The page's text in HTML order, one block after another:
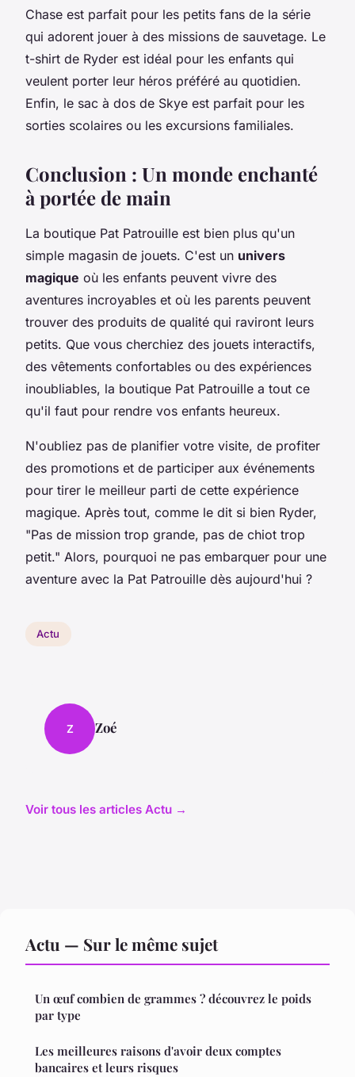
Chase est parfait pour les petits fans de la série
qui adorent jouer à des missions de sauvetage. Le
t-shirt de Ryder est idéal pour les enfants qui
veulent porter leur héros préféré au quotidien.
Enfin, le sac à dos de Skye est parfait pour les
sorties scolaires ou les excursions familiales.
Conclusion : Un monde enchanté
à portée de main
La boutique Pat Patrouille est bien plus qu'un
simple magasin de jouets. C'est un univers
magique où les enfants peuvent vivre des
aventures incroyables et où les parents peuvent
trouver des produits de qualité qui raviront leurs
petits. Que vous cherchiez des jouets interactifs,
des vêtements confortables ou des expériences
inoubliables, la boutique Pat Patrouille a tout ce
qu'il faut pour rendre vos enfants heureux.
N'oubliez pas de planifier votre visite, de profiter
des promotions et de participer aux événements
pour tirer le meilleur parti de cette expérience
magique. Après tout, comme le dit si bien Ryder,
"Pas de mission trop grande, pas de chiot trop
petit." Alors, pourquoi ne pas embarquer pour une
aventure avec la Pat Patrouille dès aujourd'hui ?
Actu
Z Zoé
Voir tous les articles Actu →
Actu — Sur le même sujet
Un œuf combien de grammes ? découvrez le poids
par type
Les meilleures raisons d'avoir deux comptes
bancaires et leurs risques